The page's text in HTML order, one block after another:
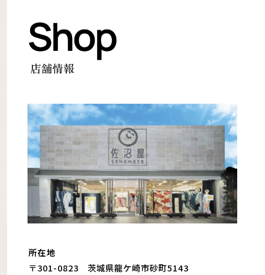
所在地
〒301-0823 茨城県龍ケ崎市砂町5143